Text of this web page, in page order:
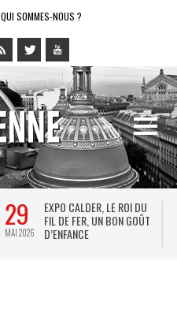
QUI SOMMES-NOUS ?
29
MAI 2026
EXPO CALDER, LE ROI DU
FIL DE FER, UN BON GOÛT
D’ENFANCE